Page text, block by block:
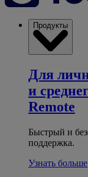
Продукты
Для
и
Remote
Быстрый и
поддержка.
Узнать больше